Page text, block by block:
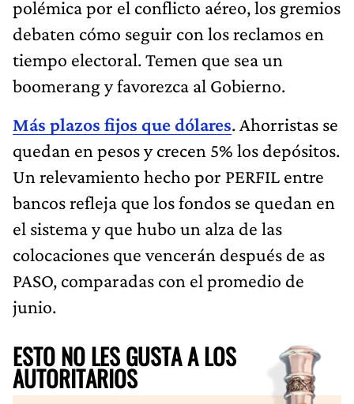
polémica por el conflicto aéreo, los gremios
debaten cómo seguir con los reclamos en
tiempo electoral. Temen que sea un
boomerang y favorezca al Gobierno.
Más plazos fijos que dólares. Ahorristas se
quedan en pesos y crecen 5% los depósitos.
Un relevamiento hecho por PERFIL entre
bancos refleja que los fondos se quedan en
el sistema y que hubo un alza de las
colocaciones que vencerán después de as
PASO, comparadas con el promedio de
junio.
ESTO NO LES GUSTA A LOS
AUTORITARIOS